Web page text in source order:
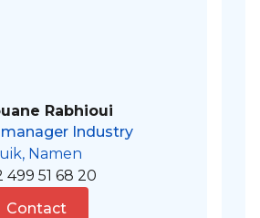
Rabhioui
Industry
Namen
499 51 68 20
Contact